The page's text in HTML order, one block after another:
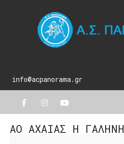
info@acpanorama.gr
ΑΟ ΑΧΑΙΑΣ Η ΓΑΛΗΝΗ